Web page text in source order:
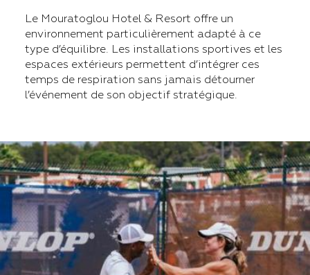
Le Mouratoglou Hotel & Resort offre un
environnement particulièrement adapté à ce
type d’équilibre. Les installations sportives et les
espaces extérieurs permettent d’intégrer ces
temps de respiration sans jamais détourner
l’événement de son objectif stratégique.